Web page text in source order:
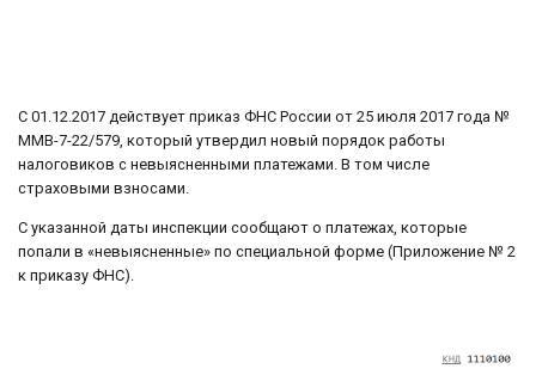
С 01.12.2017 действует приказ ФНС России от 25 июля 2017 года №
ММВ-7-22/579, который утвердил новый порядок работы
налоговиков с невыясненными платежами. В том числе
страховыми взносами.
С указанной даты инспекции сообщают о платежах, которые
попали в «невыясненные» по специальной форме (Приложение № 2
к приказу ФНС).